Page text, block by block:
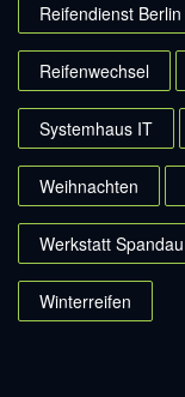
Reifendienst Berlin
Reifenwechsel
Systemhaus IT
Weihnachten
Werkstatt Spandau
Winterreifen